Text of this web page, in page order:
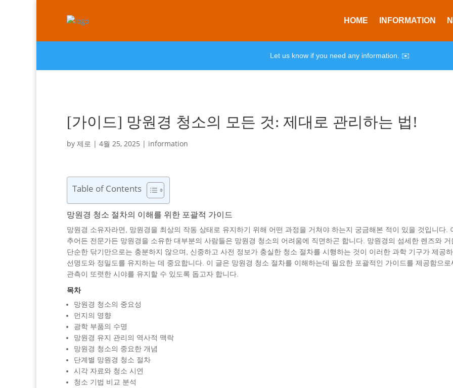
HOME INFORMATION
Let us know if you need any information. ✉️
[가이드] 망원경 청소의 모든 것: 제대로 관리하는 법!
by 제로 | 4월 25, 2025 | information
Table of Contents
망원경 청소 절차의 이해를 위한 포괄적 가이드
망원경 소유자라면, 망원경을 최상의 작동 상태로 유지하기 위해 어떤 과정을 거쳐야 하는지 궁금해본 적이 있을 것입니다.
추어든 전문가든 망원경을 소유한 대부분의 사람들은 망원경 청소의 어려움에 직면하곤 합니다. 망원경의 섬세한 렌즈와 거
단순한 닦기만으로는 충분하지 않으며, 신중하고 사전 정보가 충실한 청소 절차를 시행하는 것이 이러한 과학 기구가 제공
선명도와 정밀도를 유지하는 데 중요합니다. 이 글은 망원경 청소 절차를 이해하는데 필요한 포괄적인 가이드를 제공함으로
관측이 또렷한 시야를 유지할 수 있도록 돕고자 합니다.
목차
망원경 청소의 중요성
먼지의 영향
광학 부품의 수명
망원경 유지 관리의 역사적 맥락
망원경 청소의 중요한 개념
단계별 망원경 청소 절차
시각 자료와 청소 시연
청소 기법 비교 분석